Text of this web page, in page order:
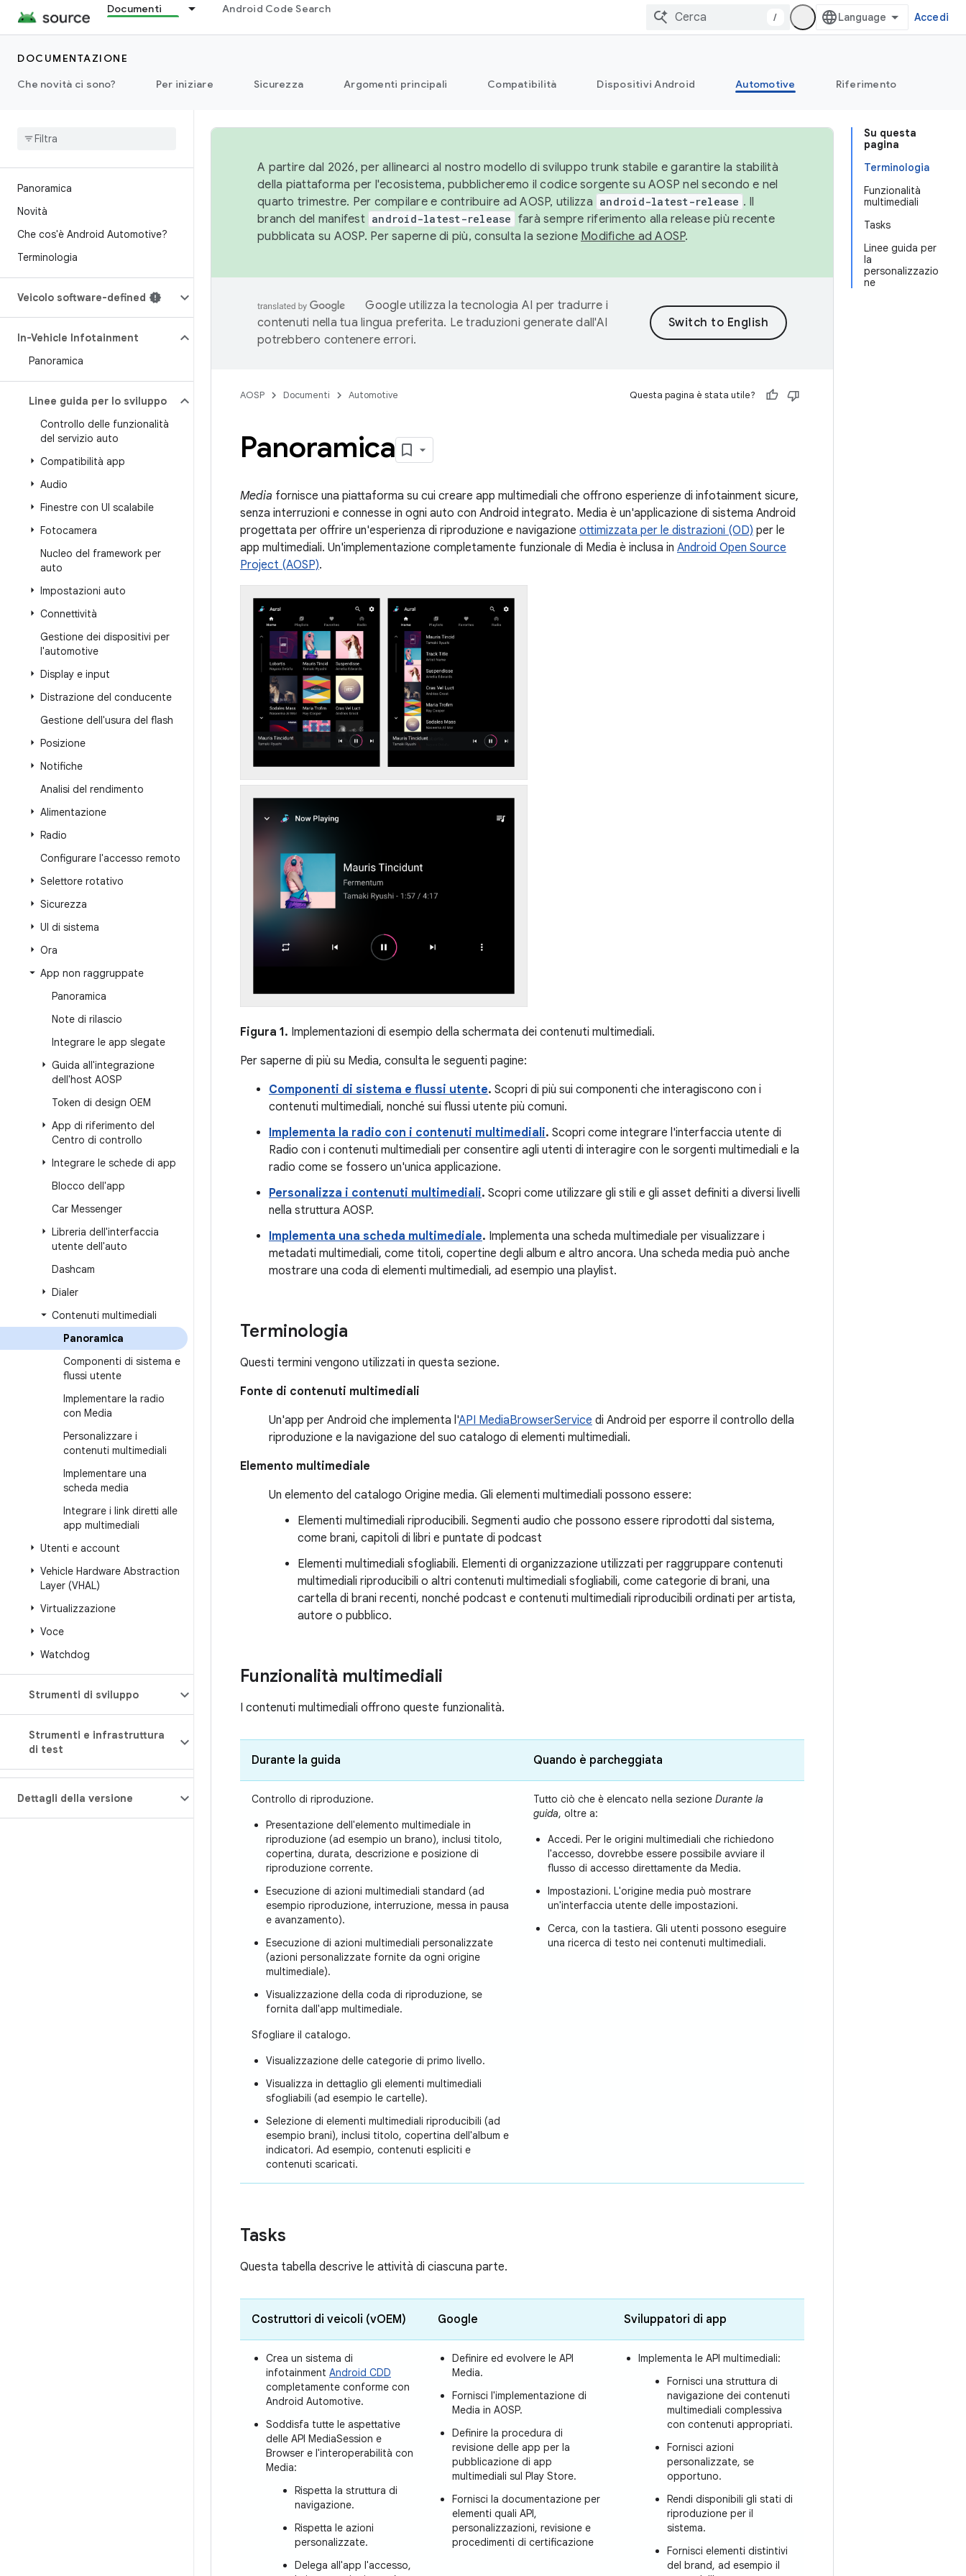
Documenti Android Code Search
/ Accedi
DOCUMENTAZIONE
Che novità ci sono?
Per iniziare Sicurezza Argomenti principali Compatibilità Dispositivi Android Automotive Riferimento
Panoramica
Novità
Che cos'è Android Automotive?
Terminologia
Veicolo software-defined
In-Vehicle Infotainment
Panoramica
Linee guida per lo sviluppo
Controllo delle funzionalità
del servizio auto
Compatibilità app
Audio
Finestre con UI scalabile
Fotocamera
Nucleo del framework per
auto
Impostazioni auto
Connettività
Gestione dei dispositivi per
l'automotive
Display e input
Distrazione del conducente
Gestione dell'usura del flash
Posizione
Notifiche
Analisi del rendimento
Alimentazione
Radio
Configurare l'accesso remoto
Selettore rotativo
Sicurezza
UI di sistema
Ora
App non raggruppate
Panoramica
Note di rilascio
Integrare le app slegate
Guida all'integrazione
dell'host AOSP
Token di design OEM
App di riferimento del
Centro di controllo
Integrare le schede di app
Blocco dell'app
Car Messenger
Libreria dell'interfaccia
utente dell'auto
Dashcam
Dialer
Contenuti multimediali
Panoramica
Componenti di sistema e
flussi utente
Implementare la radio
con Media
Personalizzare i
contenuti multimediali
Implementare una
scheda media
Integrare i link diretti alle
app multimediali
Utenti e account
Vehicle Hardware Abstraction
Layer (VHAL)
Virtualizzazione
Voce
Watchdog
Strumenti di sviluppo
Strumenti e infrastruttura
di test
Dettagli della versione
Su questa
pagina
Terminologia
Funzionalità
multimediali
Tasks
Linee guida per
la
personalizzazio
ne
A partire dal 2026, per allinearci al nostro modello di sviluppo trunk stabile e garantire la stabilità
della piattaforma per l'ecosistema, pubblicheremo il codice sorgente su AOSP nel secondo e nel
quarto trimestre. Per compilare e contribuire ad AOSP, utilizza android-latest-release . Il
branch del manifest android-latest-release farà sempre riferimento alla release più recente
pubblicata su AOSP. Per saperne di più, consulta la sezione Modifiche ad AOSP.
Google utilizza la tecnologia AI per tradurre i
contenuti nella tua lingua preferita. Le traduzioni generate dall'AI
potrebbero contenere errori.
AOSP Documenti Automotive Questa pagina è stata utile?
Panoramica
Media fornisce una piattaforma su cui creare app multimediali che offrono esperienze di infotainment sicure,
senza interruzioni e connesse in ogni auto con Android integrato. Media è un'applicazione di sistema Android
progettata per offrire un'esperienza di riproduzione e navigazione ottimizzata per le distrazioni (OD) per le
app multimediali. Un'implementazione completamente funzionale di Media è inclusa in Android Open Source
Project (AOSP).
Figura 1. Implementazioni di esempio della schermata dei contenuti multimediali.
Per saperne di più su Media, consulta le seguenti pagine:
Componenti di sistema e flussi utente. Scopri di più sui componenti che interagiscono con i
contenuti multimediali, nonché sui flussi utente più comuni.
Implementa la radio con i contenuti multimediali. Scopri come integrare l'interfaccia utente di
Radio con i contenuti multimediali per consentire agli utenti di interagire con le sorgenti multimediali e la
radio come se fossero un'unica applicazione.
Personalizza i contenuti multimediali. Scopri come utilizzare gli stili e gli asset definiti a diversi livelli
nella struttura AOSP.
Implementa una scheda multimediale. Implementa una scheda multimediale per visualizzare i
metadati multimediali, come titoli, copertine degli album e altro ancora. Una scheda media può anche
mostrare una coda di elementi multimediali, ad esempio una playlist.
Terminologia
Questi termini vengono utilizzati in questa sezione.
Fonte di contenuti multimediali
Un'app per Android che implementa l'API MediaBrowserService di Android per esporre il controllo della
riproduzione e la navigazione del suo catalogo di elementi multimediali.
Elemento multimediale
Un elemento del catalogo Origine media. Gli elementi multimediali possono essere:
Elementi multimediali riproducibili. Segmenti audio che possono essere riprodotti dal sistema,
come brani, capitoli di libri e puntate di podcast
Elementi multimediali sfogliabili. Elementi di organizzazione utilizzati per raggruppare contenuti
multimediali riproducibili o altri contenuti multimediali sfogliabili, come categorie di brani, una
cartella di brani recenti, nonché podcast e contenuti multimediali riproducibili ordinati per artista,
autore o pubblico.
Funzionalità multimediali
I contenuti multimediali offrono queste funzionalità.
Durante la guida Quando è parcheggiata
Controllo di riproduzione.
Presentazione dell'elemento multimediale in
riproduzione (ad esempio un brano), inclusi titolo,
copertina, durata, descrizione e posizione di
riproduzione corrente.
Esecuzione di azioni multimediali standard (ad
esempio riproduzione, interruzione, messa in pausa
e avanzamento).
Esecuzione di azioni multimediali personalizzate
(azioni personalizzate fornite da ogni origine
multimediale).
Visualizzazione della coda di riproduzione, se
fornita dall'app multimediale.
Sfogliare il catalogo.
Visualizzazione delle categorie di primo livello.
Visualizza in dettaglio gli elementi multimediali
sfogliabili (ad esempio le cartelle).
Selezione di elementi multimediali riproducibili (ad
esempio brani), inclusi titolo, copertina dell'album e
indicatori. Ad esempio, contenuti espliciti e
contenuti scaricati.
Tutto ciò che è elencato nella sezione Durante la
guida, oltre a:
Accedi. Per le origini multimediali che richiedono
l'accesso, dovrebbe essere possibile avviare il
flusso di accesso direttamente da Media.
Impostazioni. L'origine media può mostrare
un'interfaccia utente delle impostazioni.
Cerca, con la tastiera. Gli utenti possono eseguire
una ricerca di testo nei contenuti multimediali.
Tasks
Questa tabella descrive le attività di ciascuna parte.
Costruttori di veicoli (vOEM) Google Sviluppatori di app
Crea un sistema di
infotainment Android CDD
completamente conforme con
Android Automotive.
Soddisfa tutte le aspettative
delle API MediaSession e
Browser e l'interoperabilità con
Media:
Rispetta la struttura di
navigazione.
Rispetta le azioni
personalizzate.
Delega all'app l'accesso,
Definire ed evolvere le API
Media.
Fornisci l'implementazione di
Media in AOSP.
Definire la procedura di
revisione delle app per la
pubblicazione di app
multimediali sul Play Store.
Fornisci la documentazione per
elementi quali API,
personalizzazioni, revisione e
procedimenti di certificazione
Implementa le API multimediali:
Fornisci una struttura di
navigazione dei contenuti
multimediali complessiva
con contenuti appropriati.
Fornisci azioni
personalizzate, se
opportuno.
Rendi disponibili gli stati di
riproduzione per il
sistema.
Fornisci elementi distintivi
del brand, ad esempio il